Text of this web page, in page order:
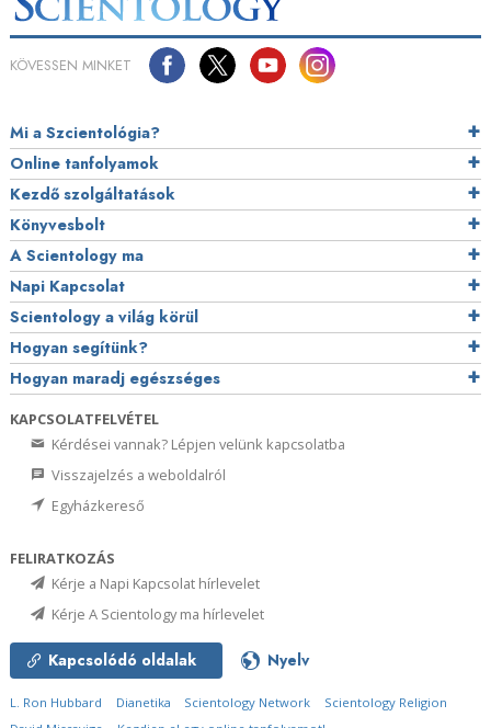
KÖVESSEN MINKET
Mi a Szcientológia?
Online tanfolyamok
Kezdő szolgáltatások
Könyvesbolt
A Scientology ma
Napi Kapcsolat
Scientology a világ körül
Hogyan segítünk?
Hogyan maradj egészséges
KAPCSOLATFELVÉTEL
Kérdései vannak? Lépjen velünk kapcsolatba
Visszajelzés a weboldalról
Egyházkereső
FELIRATKOZÁS
Kérje a Napi Kapcsolat hírlevelet
Kérje A Scientology ma hírlevelet
Kapcsolódó oldalak Nyelv
L. Ron Hubbard Dianetika Scientology Network
Scientology Religion